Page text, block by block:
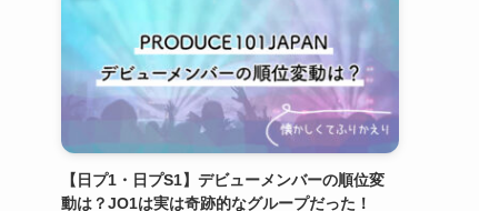
【日プ1・日プS1】デビューメンバーの順位変
動は？JO1は実は奇跡的なグループだった！